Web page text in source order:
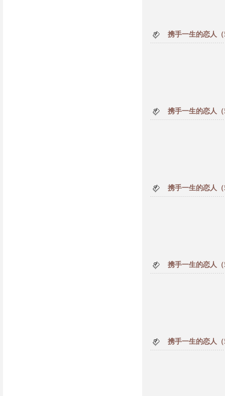
携手一生的恋人（
携手一生的恋人（
携手一生的恋人（
携手一生的恋人（
携手一生的恋人（